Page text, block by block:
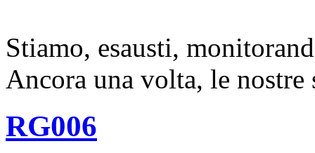
Stiamo, esausti,
Ancora una volta, le nostre
RG006